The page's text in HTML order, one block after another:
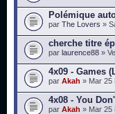
Polémique
par The Lovers »
cherche titre
par laurence88 »
4x09 - Games
par Akah » Mar 25
4x08 - You
par Akah » Mar 25